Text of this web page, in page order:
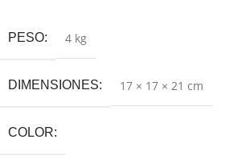
PESO 4 kg
DIMENSIONES 17 × 17 × 21 cm
COLOR